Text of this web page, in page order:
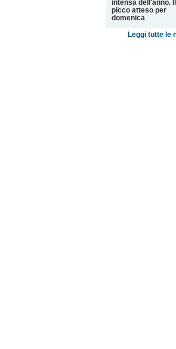
intensa dell'anno. Il
picco atteso per
domenica
Leggi tutte le